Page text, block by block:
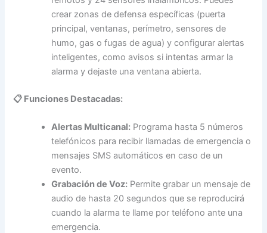
crear zonas de defensa específicas (puerta
principal, ventanas, perímetro, sensores de
humo, gas o fugas de agua) y configurar alertas
inteligentes, como avisos si intentas armar la
alarma y dejaste una ventana abierta.
📋 Funciones Destacadas:
Alertas Multicanal: Programa hasta 5 números
telefónicos para recibir llamadas de emergencia o
mensajes SMS automáticos en caso de un
evento.
Grabación de Voz: Permite grabar un mensaje de
audio de hasta 20 segundos que se reproducirá
cuando la alarma te llame por teléfono ante una
emergencia.